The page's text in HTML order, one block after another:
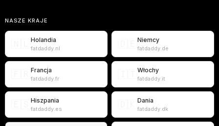
NASZE KRAJE
Holandia
fatdaddy.nl
Niemcy
fatdaddy.de
Francja
fatdaddy.fr
Włochy
fatdaddy.it
Hiszpania
fatdaddy.es
Dania
fatdaddy.dk